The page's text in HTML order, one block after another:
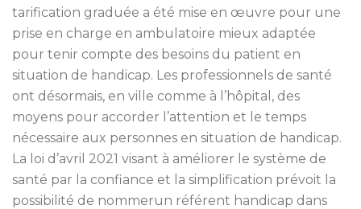
tarification graduée a été mise en œuvre pour une
prise en charge en ambulatoire mieux adaptée
pour tenir compte des besoins du patient en
situation de handicap. Les professionnels de santé
ont désormais, en ville comme à l’hôpital, des
moyens pour accorder l’attention et le temps
nécessaire aux personnes en situation de handicap.
La loi d’avril 2021 visant à améliorer le système de
santé par la confiance et la simplification prévoit la
possibilité de nommerun référent handicap dans